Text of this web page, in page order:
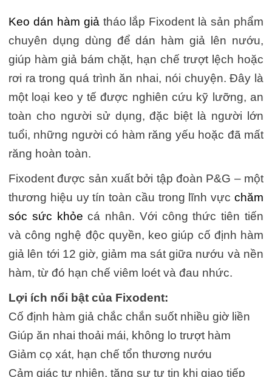
Keo dán hàm giả tháo lắp Fixodent là sản phẩm
chuyên dụng dùng để dán hàm giả lên nướu,
giúp hàm giả bám chặt, hạn chế trượt lệch hoặc
rơi ra trong quá trình ăn nhai, nói chuyện. Đây là
một loại keo y tế được nghiên cứu kỹ lưỡng, an
toàn cho người sử dụng, đặc biệt là người lớn
tuổi, những người có hàm răng yếu hoặc đã mất
răng hoàn toàn.
Fixodent được sản xuất bởi tập đoàn P&G – một
thương hiệu uy tín toàn cầu trong lĩnh vựcchăm
sóc sức khỏe cá nhân. Với công thức tiên tiến
và công nghệ độc quyền, keo giúp cố định hàm
giả lên tới 12 giờ, giảm ma sát giữa nướu và nền
hàm, từ đó hạn chế viêm loét và đau nhức.
Lợi ích nổi bật của Fixodent:
Cố định hàm giả chắc chắn suốt nhiều giờ liền
Giúp ăn nhai thoải mái, không lo trượt hàm
Giảm cọ xát, hạn chế tổn thương nướu
Cảm giác tự nhiên, tăng sự tự tin khi giao tiếp